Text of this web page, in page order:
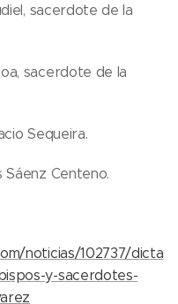
sacerdote de la
sacerdote de la
Sequeira.
Sáenz Centeno.
noticias/102737/dicta
y-sacerdotes-
04.08.2026